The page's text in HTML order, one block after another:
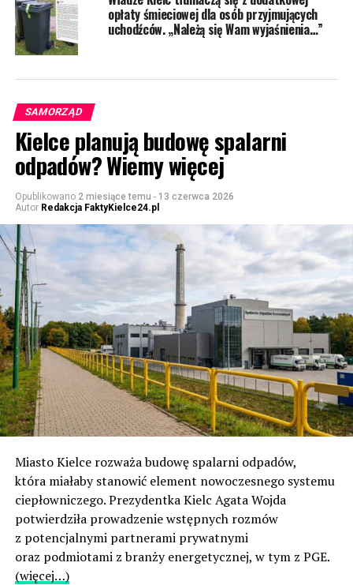
opłaty śmieciowej dla osób przyjmujących
uchodźców. „Należą się Wam wyjaśnienia…”
SAMORZĄD
Kielce planują budowę spalarni
odpadów? Wiemy więcej
Opublikowano 2 miesiące temu - 13 czerwca 2026
Autor Redakcja FaktyKielce24.pl
Miasto Kielce rozważa budowę spalarni odpadów,
która miałaby stanowić element nowoczesnego systemu
ciepłowniczego. Prezydentka Kielc Agata Wojda
potwierdziła prowadzenie wstępnych rozmów
z potencjalnymi partnerami prywatnymi
oraz podmiotami z branży energetycznej, w tym z PGE.
(więcej…)